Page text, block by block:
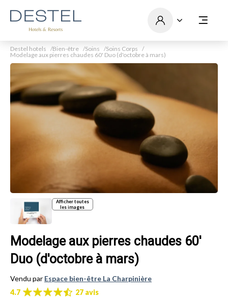
Destel hotels Bien-être Soins
Soins Corps
Modelage aux pierres chaudes 60' Duo (d'octobre à mars)
Afficher toutes
les images
Modelage aux pierres chaudes 60'
Duo (d'octobre à mars)
Vendu par Espace bien-être La Charpinière
4.7
27 avis